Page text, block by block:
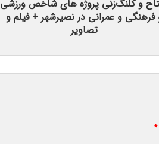
و کلنگ‌زنی پروژه های شاخص ورزشی
فرهنگی و عمرانی در نصیرشهر + فیلم و
تصاویر
*